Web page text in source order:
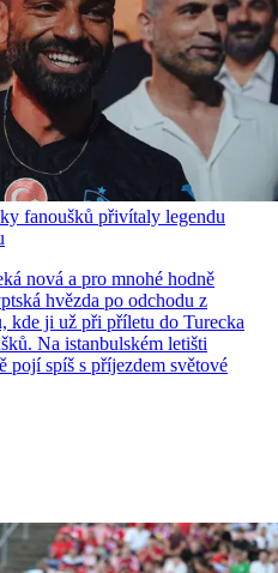
fanoušků přivítaly legendu
nová a pro mnohé hodně
hvězda po odchodu z
kde ji už při příletu do Turecka
Na istanbulském letišti
pojí spíš s příjezdem světové